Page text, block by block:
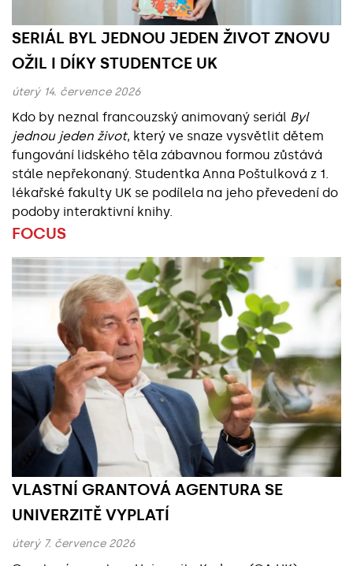
SERIÁL BYL JEDNOU JEDEN ŽIVOT ZNOVU
OŽIL I DÍKY STUDENTCE UK
úterý 14. července 2026
Kdo by neznal francouzský animovaný seriál Byl
jednou jeden život, který ve snaze vysvětlit dětem
fungování lidského těla zábavnou formou zůstává
stále nepřekonaný. Studentka Anna Poštulková z 1.
lékařské fakulty UK se podílela na jeho převedení do
podoby interaktivní knihy.
FOCUS
Základní údaje
VLASTNÍ GRANTOVÁ AGENTURA SE
UNIVERZITĚ VYPLATÍ
úterý 7. července 2026